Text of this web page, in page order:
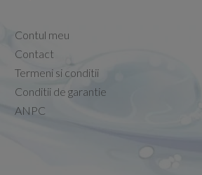
Capacele Grohe sunt de bună calitate și se
Marius -08.02.2026
Contul meu
Contact
Termeni si conditii
Conditii de garantie
ANPC